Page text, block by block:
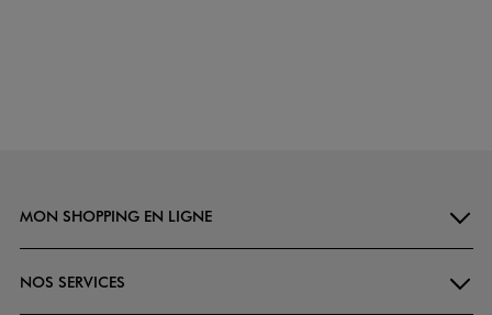
MON SHOPPING EN LIGNE
NOS SERVICES